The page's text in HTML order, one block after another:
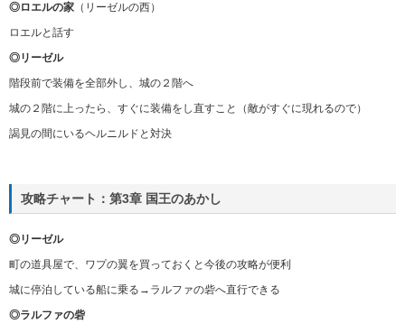
◎ロエルの家 （リーゼルの西）
ロエルと話す
◎リーゼル
階段前で装備を全部外し、城の２階へ
城の２階に上ったら、すぐに装備をし直すこと（敵がすぐに現れるので）
謁見の間にいるヘルニルドと対決
攻略チャート：第3章 国王のあかし
◎リーゼル
町の道具屋で、ワプの翼を買っておくと今後の攻略が便利
城に停泊している船に乗る→ラルファの砦へ直行できる
◎ラルファの砦